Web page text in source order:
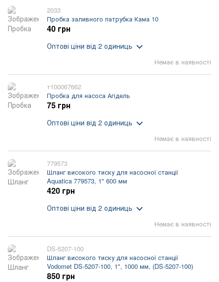
2033
Пробка заливного патрубка Кама 10
Немає в наявності
40 грн
Оптові ціни від 2 одиниць
т100067662
Пробка для насоса Агідель
Немає в наявності
75 грн
Оптові ціни від 2 одиниць
779573
Шланг високого тиску для насосної станції
Aquatica 779573, 1" 600 мм
Немає в наявності
420 грн
Оптові ціни від 2 одиниць
DS-5207-100
Шланг високого тиску для насосної станції
Vodomet DS-5207-100, 1", 1000 мм, (DS-5207-100)
850 грн